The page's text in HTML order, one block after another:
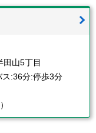
田山5丁目
:36分:停歩3分